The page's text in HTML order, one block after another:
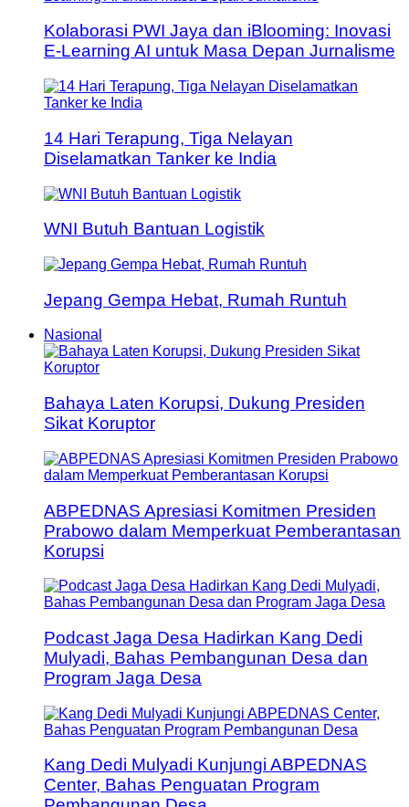
Kolaborasi PWI Jaya dan iBlooming: Inovasi
E-Learning AI untuk Masa Depan Jurnalisme
14 Hari Terapung, Tiga Nelayan
Diselamatkan Tanker ke India
WNI Butuh Bantuan Logistik
Jepang Gempa Hebat, Rumah Runtuh
Nasional
Bahaya Laten Korupsi, Dukung Presiden
Sikat Koruptor
ABPEDNAS Apresiasi Komitmen Presiden
Prabowo dalam Memperkuat Pemberantasan
Korupsi
Podcast Jaga Desa Hadirkan Kang Dedi
Mulyadi, Bahas Pembangunan Desa dan
Program Jaga Desa
Kang Dedi Mulyadi Kunjungi ABPEDNAS
Center, Bahas Penguatan Program